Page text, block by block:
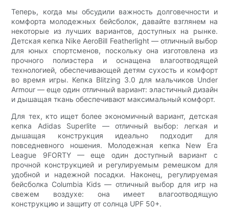
Теперь, когда мы обсудили важность долговечности и
комфорта молодежных бейсболок, давайте взглянем на
некоторые из лучших вариантов, доступных на рынке.
Детская кепка Nike AeroBill Featherlight — отличный выбор
для юных спортсменов, поскольку она изготовлена ​​из
прочного полиэстера и оснащена влагоотводящей
технологией, обеспечивающей детям сухость и комфорт
во время игры. Кепка Blitzing 3.0 для мальчиков Under
Armour — еще один отличный вариант: эластичный дизайн
и дышащая ткань обеспечивают максимальный комфорт.
Для тех, кто ищет более экономичный вариант, детская
кепка Adidas Superlite — отличный выбор: легкая и
дышащая конструкция идеально подходит для
повседневного ношения. Молодежная кепка New Era
League 9FORTY — еще один доступный вариант с
прочной конструкцией и регулируемым ремешком для
удобной и надежной посадки. Наконец, регулируемая
бейсболка Columbia Kids — отличный выбор для игр на
свежем воздухе: она имеет влагоотводящую
конструкцию и защиту от солнца UPF 50+.